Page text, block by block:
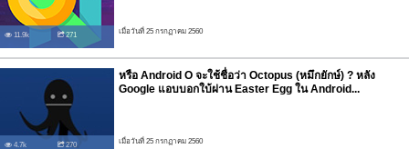
11.9k 271 เมื่อวันที่ 25 กรกฏาคม 2560
4.7k 270
หรือ Android O จะใช้ชื่อว่า Octopus (หมึกยักษ์) ? หลัง
Google แอบบอกใบ้ผ่าน Easter Egg ใน Android...
เมื่อวันที่ 25 กรกฏาคม 2560